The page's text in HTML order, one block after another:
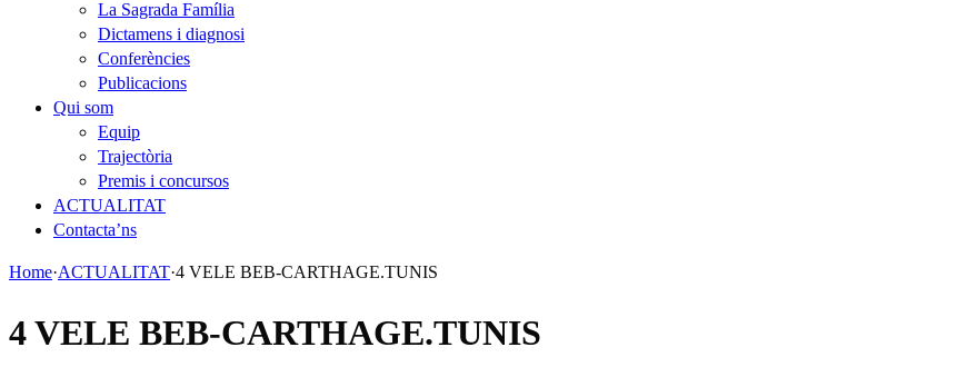
La Sagrada Família
Dictamens i diagnosi
Conferències
Publicacions
Qui som
Equip
Trajectòria
Premis i concursos
ACTUALITAT
Contacta’ns
Home·ACTUALITAT·4 VELE BEB-CARTHAGE.TUNIS
4 VELE BEB-CARTHAGE.TUNIS